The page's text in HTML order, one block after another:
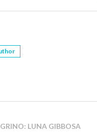
LUNA GIBBOSA